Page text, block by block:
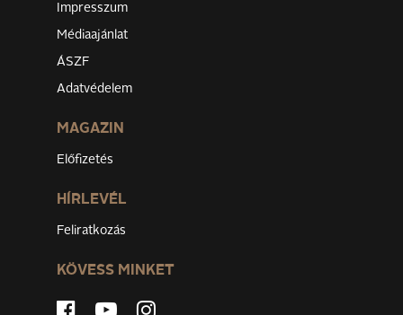
Impresszum
Médiaajánlat
ÁSZF
Adatvédelem
MAGAZIN
Előfizetés
HÍRLEVÉL
Feliratkozás
KÖVESS MINKET